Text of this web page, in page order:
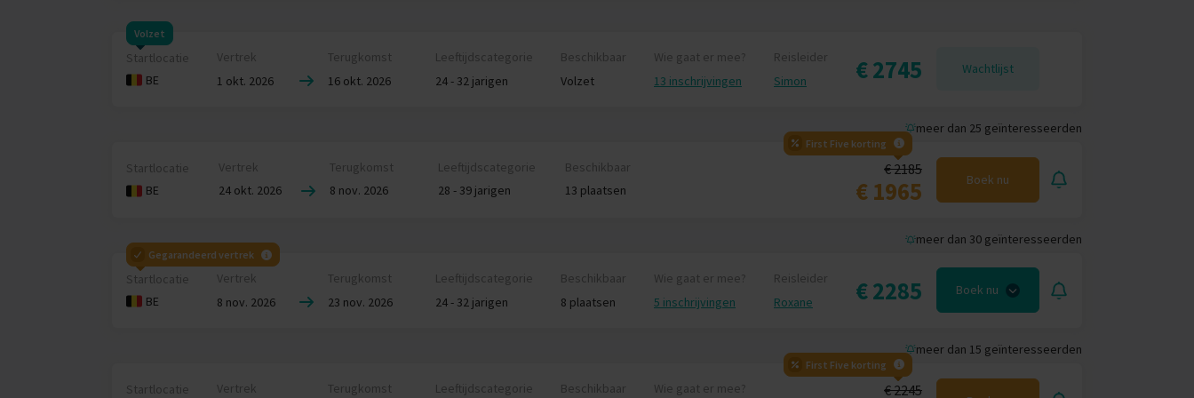
Dé absolute highlight van deze trip is de legendarische trein van Kandy naar Ella. Deze tweedaagse treinrit brengt
je dwars door het dichte regenwoud en de mistige bergen. Kies een plekje aan het raam, drink een kopje warme
chai en vergaap je aan het adembenemende uitzicht en de groene natuur. Spectaculaire views en Instagram-
Onderweg maken we een tussenstop in het pittoreske dorpje Nuwara Eliya. Hier adem je de frisse berglucht in,
geniet je van indrukwekkende panorama’s en krijg je een inkijk in het lokale plattelandsleven.
Volzet
Startlocatie
BE
Vertrek
1 okt. 2026
Terugkomst
16 okt. 2026
Leeftijdscategorie
24 - 32 jarigen
Beschikbaar
Volzet
Wie gaat er mee?
13 inschrijvingen
Reisleider
Simon
€ 2745 Wachtlijst
meer dan 25 geïnteresseerden
Startlocatie
BE
Vertrek
24 okt. 2026
Terugkomst
8 nov. 2026
Leeftijdscategorie
28 - 39 jarigen
Beschikbaar
13 plaatsen
First Five korting
€ 2185
€ 1965 Boek nu
meer dan 30 geïnteresseerden
Gegarandeerd vertrek
Startlocatie
BE
Vertrek
8 nov. 2026
Terugkomst
23 nov. 2026
Leeftijdscategorie
24 - 32 jarigen
Beschikbaar
8 plaatsen
Wie gaat er mee?
5 inschrijvingen
Reisleider
Roxane
€ 2285 Boek nu
meer dan 15 geïnteresseerden
Startlocatie Vertrek Terugkomst Leeftijdscategorie Beschikbaar Wie gaat er mee?
First Five korting
€ 2245